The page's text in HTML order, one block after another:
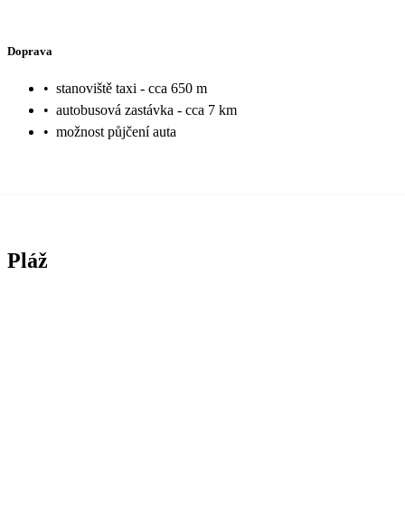
Doprava
• stanoviště taxi - cca 650 m
• autobusová zastávka - cca 7 km
• možnost půjčení auta
Pláž